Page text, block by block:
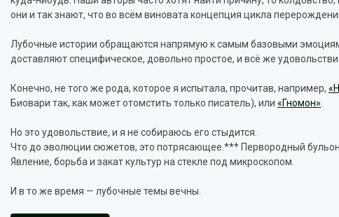
они и так знают, что во всём виновата концепция цикла
Лубочные истории обращаются напрямую к самым базовыми
доставляют специфическое, довольно простое, и всё же
Конечно, не того же рода, которое я испытала, прочитав, например,
Биовари так, как может отомстить только писатель), или «Гномон»
Но это удовольствие, и я не собираюсь его стыдится.
Что до эволюции сюжетов, это потрясающее.*** Первородный
Явление, борьба и закат культур на стекле под микроскопом.
И в то же время — лубочные темы вечны.